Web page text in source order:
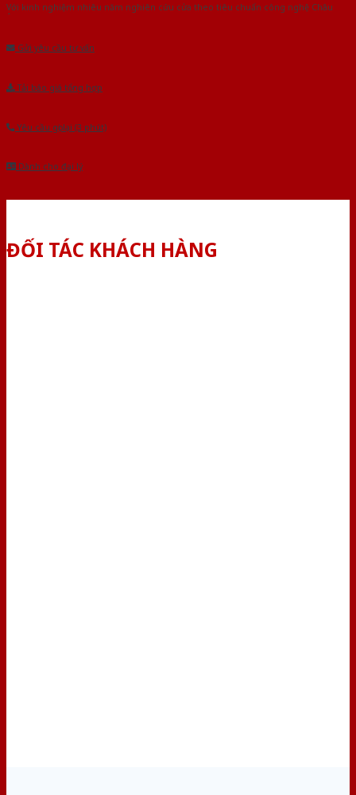
Với kinh nghiệm nhiêu năm nghiên cứu cửa theo tiêu chuẩn công nghệ Châu
Âu.Chúng tôi tự tin là nhà sản xuất & cung cấp hàng đầu tại Việt Nam!
Gửi yêu cầu tư vấn
Tải báo giá tổng hợp
Yêu cầu gọi lại (3 phút)
Dành cho đại lý
ĐỐI TÁC KHÁCH HÀNG